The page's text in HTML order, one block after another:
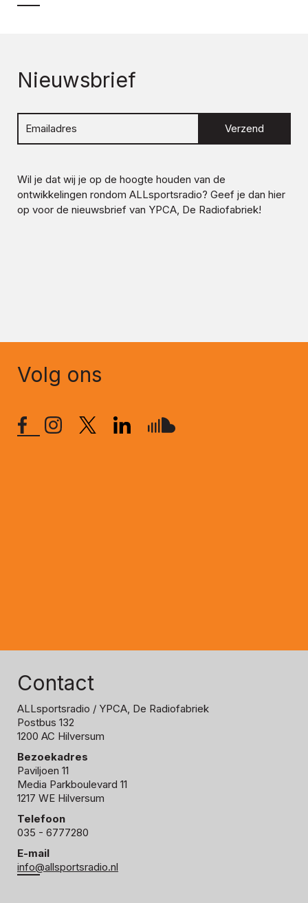
Nieuwsbrief
Verzend
Wil je dat wij je op de hoogte houden van de
ontwikkelingen rondom ALLsportsradio? Geef je dan hier
op voor de nieuwsbrief van YPCA, De Radiofabriek!
Volg ons
Contact
ALLsportsradio / YPCA, De Radiofabriek
Postbus 132
1200 AC Hilversum
Bezoekadres
Paviljoen 11
Media Parkboulevard 11
1217 WE Hilversum
Telefoon
035 - 6777280
E-mail
info@allsportsradio.nl